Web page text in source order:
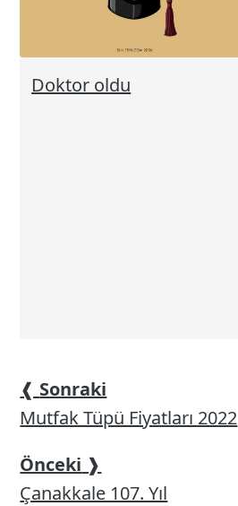
Doktor oldu
❰ Sonraki
Mutfak Tüpü Fiyatları 2022
Önceki ❱
Çanakkale 107. Yıl